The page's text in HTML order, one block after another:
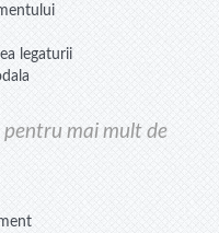
legaturii
pentru mai mult de